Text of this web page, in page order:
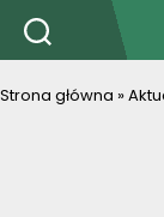
Strona główna »